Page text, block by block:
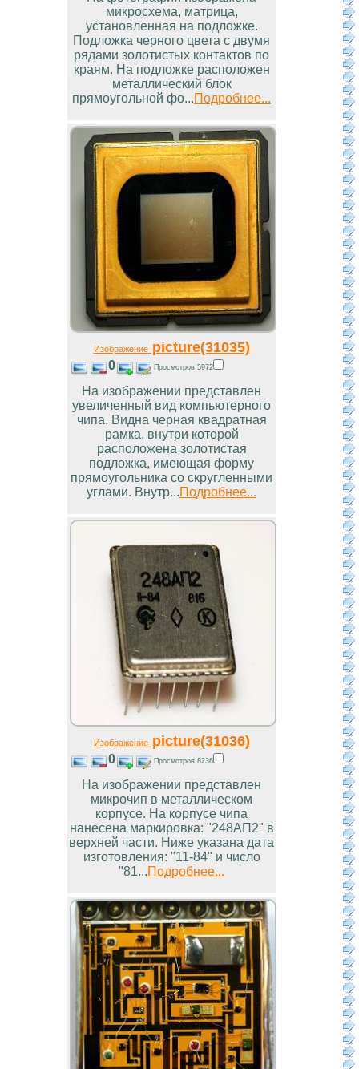
микросхема, матрица,
установленная на подложке.
Подложка черного цвета с двумя
рядами золотистых контактов по
краям. На подложке расположен
металлический блок
прямоугольной фо...Подробнее...
Изображениеpicture(31035)
0 Просмотров 5972
На изображении представлен
увеличенный вид компьютерного
чипа. Видна черная квадратная
рамка, внутри которой
расположена золотистая
подложка, имеющая форму
прямоугольника со скругленными
углами. Внутр...Подробнее...
Изображениеpicture(31036)
0 Просмотров 8236
На изображении представлен
микрочип в металлическом
корпусе. На корпусе чипа
нанесена маркировка: "248АП2" в
верхней части. Ниже указана дата
изготовления: "11-84" и число
"81...Подробнее...